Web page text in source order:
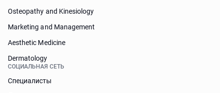
Osteopathy and Kinesiology
Marketing and Management
Aesthetic Medicine
Dermatology
СОЦИАЛЬНАЯ СЕТЬ
Специалисты